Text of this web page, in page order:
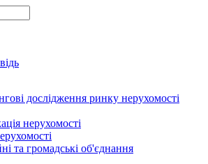
дослідження ринку нерухомості
нерухомості
та громадські об'єднання